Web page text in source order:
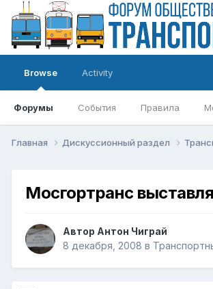
Browse
Форумы События Правила
Activity
Главная Дискуссионный раздел
Мосгортранс
Автор Антон Чиграй
8 декабря, 2008 в